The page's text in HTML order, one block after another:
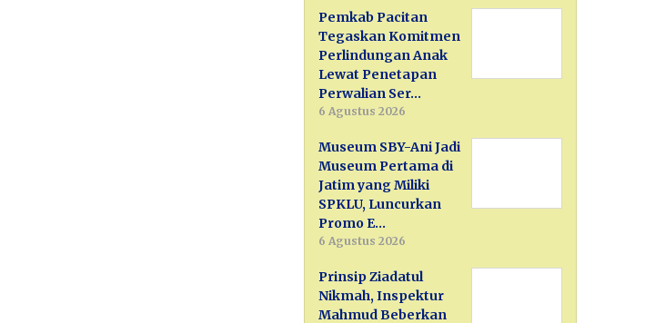
Pemkab Pacitan
Tegaskan Komitmen
Perlindungan Anak
Lewat Penetapan
Perwalian Ser…
6 Agustus 2026
Museum SBY-Ani Jadi
Museum Pertama di
Jatim yang Miliki
SPKLU, Luncurkan
Promo E…
6 Agustus 2026
Prinsip Ziadatul
Nikmah, Inspektur
Mahmud Beberkan